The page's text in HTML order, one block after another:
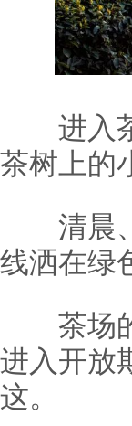
进入茶
茶树上的
清晨、
线洒在绿
茶场的
进入开放
这。